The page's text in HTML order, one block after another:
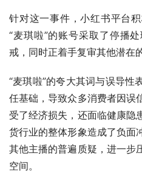
针对这一事件，小红书平台
“麦琪啦”的账号采取了停播
戒，同时正着手复审其他潜在
“麦琪啦”的夸大其词与误导性
任基础，导致众多消费者因误
受了经济损失，还面临健康隐
货行业的整体形象造成了负面
其他主播的普遍质疑，进一步
空间。